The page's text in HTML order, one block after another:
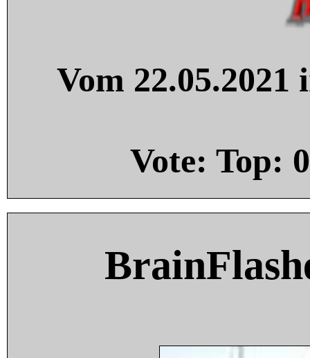
Vom
Vote: Top: 0